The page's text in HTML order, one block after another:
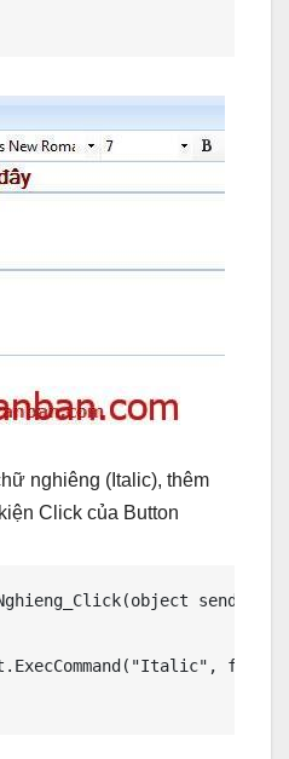
nghiêng (Italic), thêm
Click của Button
sender,